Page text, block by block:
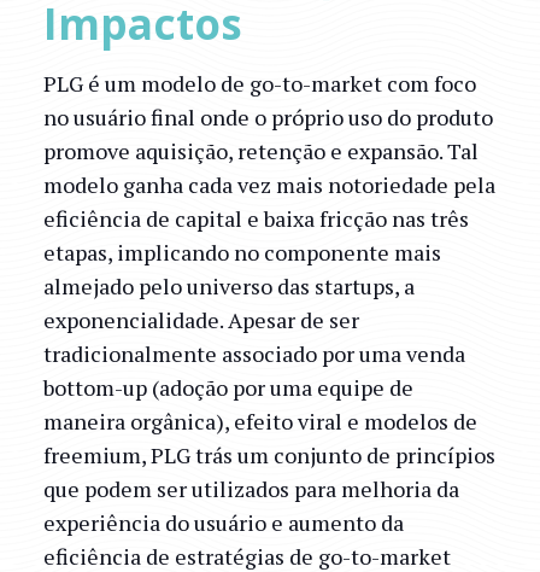
Impactos
PLG é um modelo de go-to-market com foco
no usuário final onde o próprio uso do produto
promove aquisição, retenção e expansão. Tal
modelo ganha cada vez mais notoriedade pela
eficiência de capital e baixa fricção nas três
etapas, implicando no componente mais
almejado pelo universo das startups, a
exponencialidade. Apesar de ser
tradicionalmente associado por uma venda
bottom-up (adoção por uma equipe de
maneira orgânica), efeito viral e modelos de
freemium, PLG trás um conjunto de princípios
que podem ser utilizados para melhoria da
experiência do usuário e aumento da
eficiência de estratégias de go-to-market